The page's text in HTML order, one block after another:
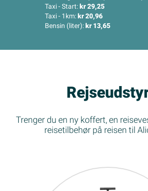
Taxi - Start:kr 29,25
Taxi - 1km:kr 20,96
Bensin (liter):kr 13,65
Trenger du en ny koffert, en
reisetilbehør på reisen til